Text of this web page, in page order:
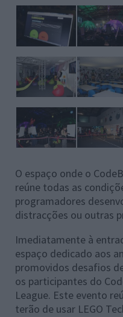
O espaço onde o
reúne todas as
programadores
distracções ou outras
Imediatamente à
espaço dedicado aos
promovidos desafios
os participantes do
League. Este evento
terão de usar LEGO